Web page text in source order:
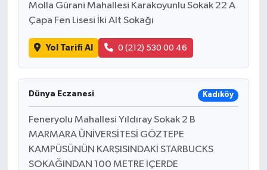
Molla Gürani Mahallesi Karakoyunlu Sokak 22 A
Çapa Fen Lisesi İki Alt Sokağı
Yol Tarifi Al 0 (212) 530 00 46
Dünya Eczanesi Kadıköy
Feneryolu Mahallesi Yıldıray Sokak 2 B
MARMARA ÜNİVERSİTESİ GÖZTEPE
KAMPÜSÜNÜN KARŞISINDAKİ STARBUCKS
SOKAĞINDAN 100 METRE İÇERDE